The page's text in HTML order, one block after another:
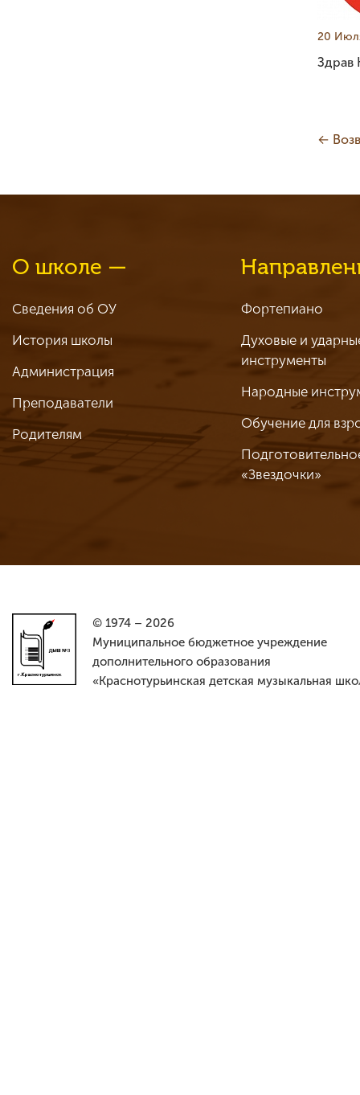
20
Здрав
←
О школе —
Сведения об ОУ
История школы
Администрация
Преподаватели
Родителям
Фортепиано
Духовые и
инструменты
Народные
Обучение для
«Звездочки»
© 1974 – 2026
Муниципальное бюджетное учреждение
дополнительного образования
«Краснотурьинская детская музыкальная